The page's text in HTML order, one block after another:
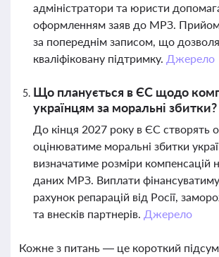
адміністратори та юристи
оформленням заяв до МРЗ. Прийом
за попереднім записом, що
кваліфіковану підтримку. Джерело
Що планується в ЄС щодо
українцям за моральні збитки?
До кінця 2027 року в ЄС створять
оцінюватиме моральні збитки
визначатиме розміри компенсацій
даних МРЗ. Виплати
рахунок репарацій від Росії,
та внесків партнерів. Джерело
Кожне з питань — це короткий